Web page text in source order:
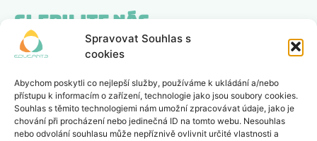
Spravovat Souhlas s
cookies
Abychom poskytli co nejlepší služby, používáme k ukládání a/nebo
přístupu k informacím o zařízení, technologie jako jsou soubory cookies.
Souhlas s těmito technologiemi nám umožní zpracovávat údaje, jako je
chování při procházení nebo jedinečná ID na tomto webu. Nesouhlas
nebo odvolání souhlasu může nepříznivě ovlivnit určité vlastnosti a
Sledujte nás
Zajímá nás, co si myslíte
POSLAT ZPĚTNOU VAZBU